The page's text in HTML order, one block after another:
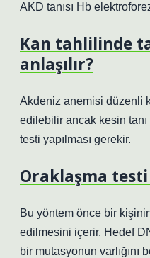
AKD tanısı Hb
Kan tahlilinde
anlaşılır?
Akdeniz anemisi düzenli
edilebilir ancak kesin
testi yapılması gerekir.
Oraklaşma testi
Bu yöntem önce bir
edilmesini içerir. Hedef
bir mutasyonun varlığını